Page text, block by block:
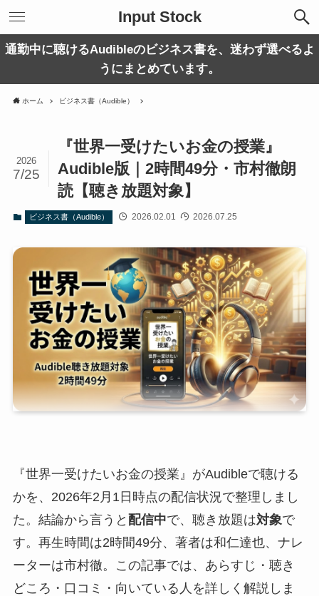
Input Stock
通勤中に聴けるAudibleのビジネス書を、迷わず選べるよ
うにまとめています。
ホーム ビジネス書（Audible）
『世界一受けたいお金の授業』
Audible版｜2時間49分・市村徹朗
読【聴き放題対象】
2026
7/25
ビジネス書（Audible） 2026.02.01 2026.07.25
『世界一受けたいお金の授業』がAudibleで聴ける
かを、2026年2月1日時点の配信状況で整理しまし
た。結論から言うと 配信中で、聴き放題は対象で
す。再生時間は2時間49分、著者は和仁達也、ナレ
ーターは市村徹。この記事では、あらすじ・聴き
どころ・口コミ・向いている人を詳しく解説しま